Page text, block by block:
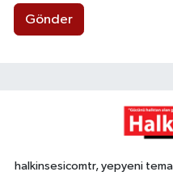
Gönder
halkinsesicomtr, yepyeni